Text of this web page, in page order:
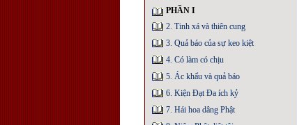
PHẦN I
2. Tinh xá và thiên cung
3. Quả báo của sự keo kiệt
4. Có làm có chịu
5. Ác khẩu và quả báo
6. Kiện Đạt Đa ích kỷ
7. Hái hoa dâng Phật